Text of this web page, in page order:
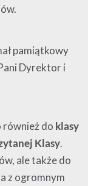
pamiątkowy
Dyrektor i
do klasy
Klasy.
ale także do
z ogromnym